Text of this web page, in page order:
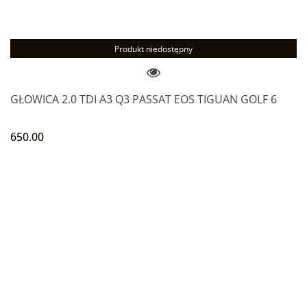
Produkt niedostępny
GŁOWICA 2.0 TDI A3 Q3 PASSAT EOS TIGUAN GOLF 6
650.00